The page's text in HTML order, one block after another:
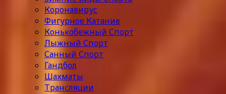
Коронавирус
Фигурное Катание
Конькобежный Спорт
Лыжный Спорт
Санный Спорт
Гандбол
Шахматы
Трансляции